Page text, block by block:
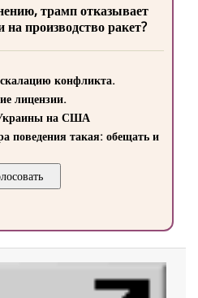
трамп отказывает
производство ракет?
конфликта.
лицензии.
на США
поведения такая: обещать и